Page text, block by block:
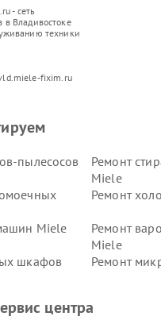
- сеть
в Владивостоке
техники
fixim.ru
пылесосов
Ремонт
Miele
Ремонт
Miele
Ремонт
Miele
шкафов
Ремонт
центра